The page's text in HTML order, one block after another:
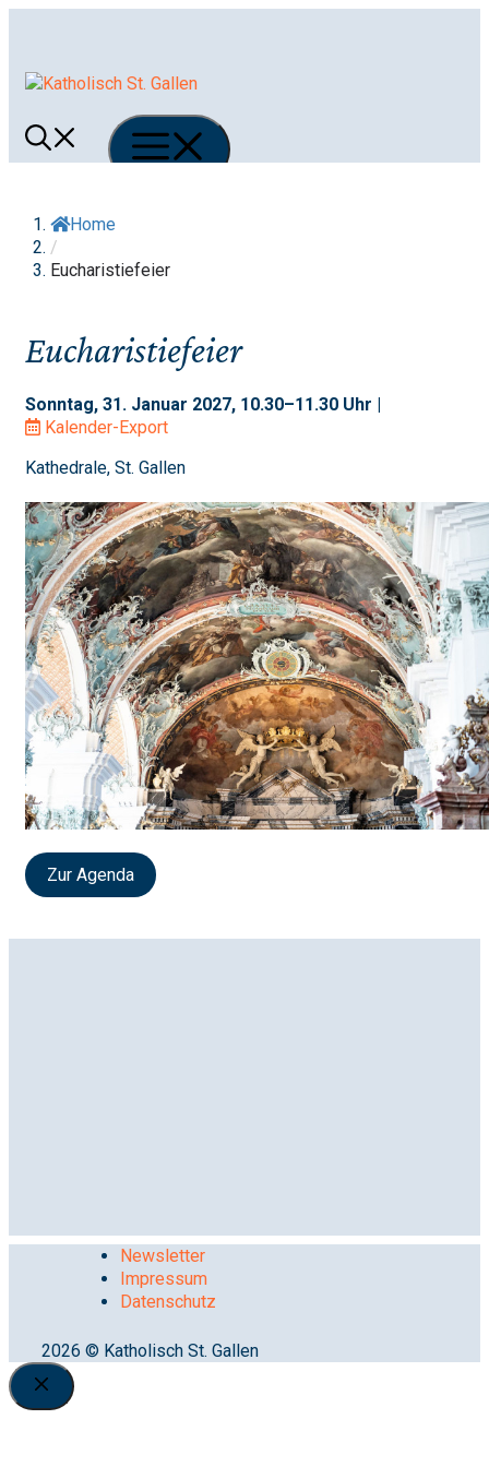
Menü
Home
/
Eucharistiefeier
Eucharistiefeier
Sonntag, 31. Januar 2027, 10.30–11.30 Uhr |
Kalender-Export
Kathedrale, St. Gallen
Zur Agenda
Newsletter
Impressum
Datenschutz
2026 © Katholisch St. Gallen
Close